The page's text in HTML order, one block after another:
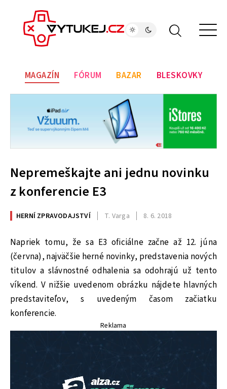
MAGAZÍN FÓRUM BAZAR BLESKOVKY
Nepremeškajte ani jednu novinku
z konferencie E3
HERNÍ ZPRAVODAJSTVÍ T. Varga 8. 6. 2018
Napriek tomu, že sa E3 oficiálne začne až 12. júna
(června), najväčšie herné novinky, predstavenia nových
titulov a slávnostné odhalenia sa odohrajú už tento
víkend. V nižšie uvedenom obrázku nájdete hlavných
predstaviteľov, s uvedeným časom začiatku
konferencie.
Reklama